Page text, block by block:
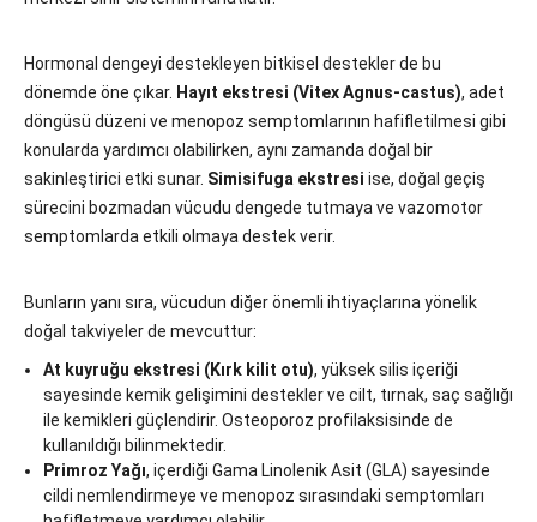
Hormonal dengeyi destekleyen bitkisel destekler de bu
dönemde öne çıkar. Hayıt ekstresi (Vitex Agnus-castus), adet
döngüsü düzeni ve menopoz semptomlarının hafifletilmesi gibi
konularda yardımcı olabilirken, aynı zamanda doğal bir
sakinleştirici etki sunar. Simisifuga ekstresi ise, doğal geçiş
sürecini bozmadan vücudu dengede tutmaya ve vazomotor
semptomlarda etkili olmaya destek verir.
Bunların yanı sıra, vücudun diğer önemli ihtiyaçlarına yönelik
doğal takviyeler de mevcuttur:
At kuyruğu ekstresi (Kırk kilit otu), yüksek silis içeriği
sayesinde kemik gelişimini destekler ve cilt, tırnak, saç sağlığı
ile kemikleri güçlendirir. Osteoporoz profilaksisinde de
kullanıldığı bilinmektedir.
Primroz Yağı, içerdiği Gama Linolenik Asit (GLA) sayesinde
cildi nemlendirmeye ve menopoz sırasındaki semptomları